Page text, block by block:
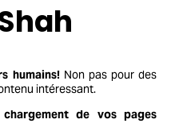
humains!Non pas pour des
intéressant.
de vos pages